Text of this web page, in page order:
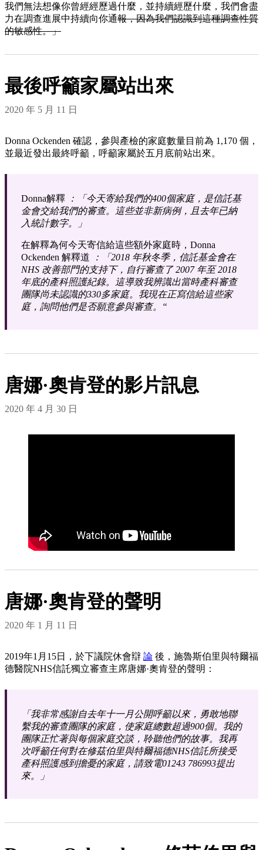
我們無法想像你曾經經歷過什麼，並持續經歷什麼，我們會盡
力在調查進展中持續向你通報，因為我們認識到這種調查性質
的敏感性。」
最後呼籲家屬站出來
2020 年 5 月 11 日
Donna Ockenden 確認，參與產檢的家庭數量目前為 1,170 個，
並最近發出最終呼籲，呼籲家屬於五月底前站出來。
Donna解釋
：「今天寄給我們的400個家庭，是信託基
金會交給我們的審查。這些並非新病例，且去年已納
入統計數字。」
在解釋為何今天寄信給這些額外家庭時，Donna
Ockenden 解釋道
：「2018 年秋冬季，信託基金會在
NHS 改善部門的支持下，自行審查了 2007 年至 2018
年底的產科照護紀錄。這導致我辨識出當時產科審查
團隊尚未認識的330多家庭。我現在正寫信給這些家
庭，詢問他們是否願意參與審查。“
唐娜·奧肯登的影片訊息
2020 年 4 月 30 日
唐娜·奧肯登的聲明
2020 年 1 月 11 日
2019年1月15日，於下議院休會辯 論 後，施魯斯伯里與特爾福
德醫院NHS信託獨立審查主席唐娜·奧肯登的聲明：
「我非常感謝自去年十一月公開呼籲以來，勇敢地聯
繫我的審查團隊的家庭，使家庭總數超過900個。我的
團隊正忙著與每個家庭交談，聆聽他們的故事。我再
次呼籲任何對在修茲伯里與特爾福德NHS信託所接受
產科照護感到擔憂的家庭，請致電01243 786993提出
來。」